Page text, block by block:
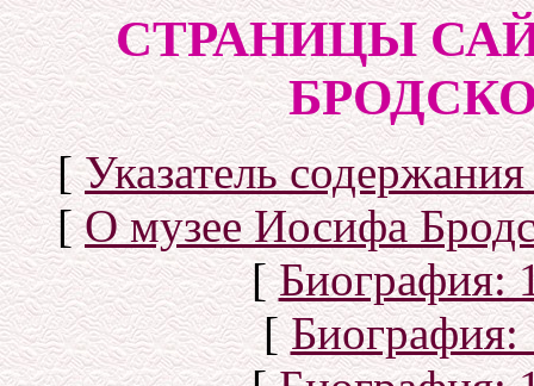
СТРАНИЦЫ
[Указатель
[О музее Иосифа
[Биография:
[Биография: